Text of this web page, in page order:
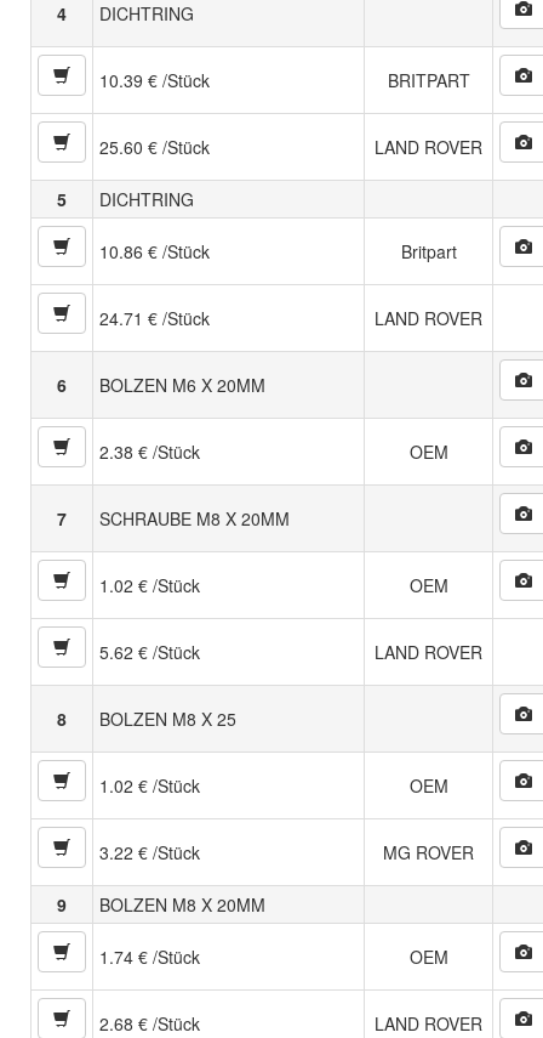
4 DICHTRING
10.39 € /Stück BRITPART
25.60 € /Stück LAND ROVER
5 DICHTRING
10.86 € /Stück Britpart
24.71 € /Stück LAND ROVER
6 BOLZEN M6 X 20MM
2.38 € /Stück OEM
7 SCHRAUBE M8 X 20MM
1.02 € /Stück OEM
5.62 € /Stück LAND ROVER
8 BOLZEN M8 X 25
1.02 € /Stück OEM
3.22 € /Stück MG ROVER
9 BOLZEN M8 X 20MM
1.74 € /Stück OEM
2.68 € /Stück LAND ROVER